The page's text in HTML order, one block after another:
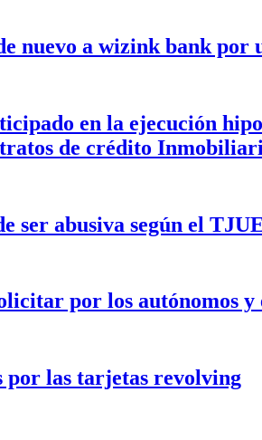
nuevo a wizink bank por
en la ejecución
de crédito
ser abusiva según el
por los autónomos y
por las tarjetas revolving